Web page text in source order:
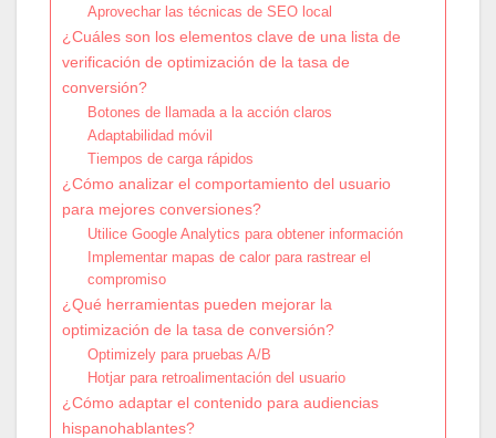
Aprovechar las técnicas de SEO local
¿Cuáles son los elementos clave de una lista de
verificación de optimización de la tasa de
conversión?
Botones de llamada a la acción claros
Adaptabilidad móvil
Tiempos de carga rápidos
¿Cómo analizar el comportamiento del usuario
para mejores conversiones?
Utilice Google Analytics para obtener información
Implementar mapas de calor para rastrear el
compromiso
¿Qué herramientas pueden mejorar la
optimización de la tasa de conversión?
Optimizely para pruebas A/B
Hotjar para retroalimentación del usuario
¿Cómo adaptar el contenido para audiencias
hispanohablantes?